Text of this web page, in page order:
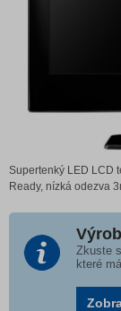
Supertenký LED LCD
Ready, nízká odezva
Zkuste
které